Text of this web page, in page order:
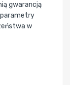
gwarancją
w